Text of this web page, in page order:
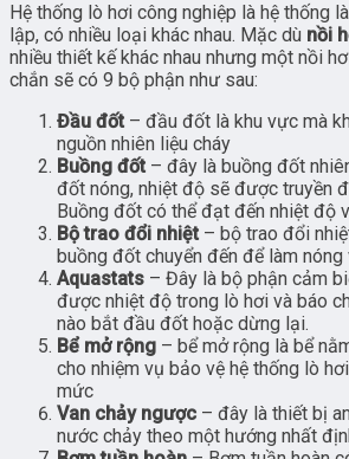
Hệ thống lò hơi công nghiệp là hệ thống
lập, có nhiều loại khác nhau. Mặc dù nồi
nhiều thiết kế khác nhau nhưng một nồi
chắn sẽ có 9 bộ phận như sau:
Đầu đốt – đầu đốt là khu vực mà
nguồn nhiên liệu cháy
Buồng đốt – đây là buồng đốt
đốt nóng, nhiệt độ sẽ được truyền
Buồng đốt có thể đạt đến nhiệt độ
Bộ trao đổi nhiệt – bộ trao đổi
buồng đốt chuyển đến để làm
Aquastats – Đây là bộ phận cảm
được nhiệt độ trong lò hơi và báo
nào bắt đầu đốt hoặc dừng lại.
Bể mở rộng – bể mở rộng là bể
cho nhiệm vụ bảo vệ hệ thống lò
mức
Van chảy ngược – đây là thiết bị
nước chảy theo một hướng nhất